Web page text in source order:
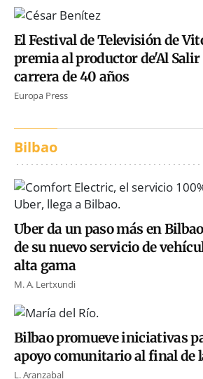
El Festival de Televisión de
premia al productor de'Al Salir
carrera de 40 años
Europa Press
Bilbao
Uber da un paso más en
de su nuevo servicio de
alta gama
M. A. Lertxundi
Bilbao promueve iniciativas
apoyo comunitario al final de
L. Aranzabal